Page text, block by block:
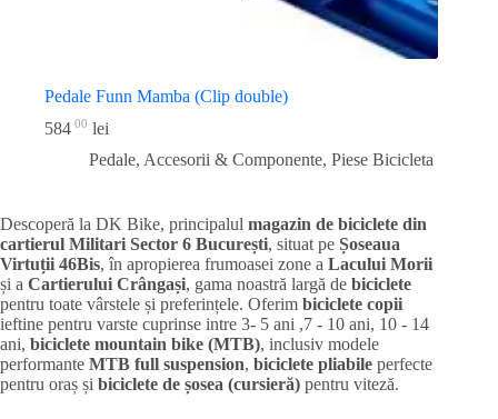
Pedale Funn Mamba (Clip double)
584 00 lei
Pedale, Accesorii & Componente, Piese Bicicleta
Descoperă la DK Bike, principalul magazin de biciclete din
cartierul Militari Sector 6 București, situat pe Șoseaua
Virtuții 46Bis, în apropierea frumoasei zone a Lacului Morii
și a Cartierului Crângași, gama noastră largă de biciclete
pentru toate vârstele și preferințele. Oferim biciclete copii
ieftine pentru varste cuprinse intre 3- 5 ani ,7 - 10 ani, 10 - 14
ani, biciclete mountain bike (MTB), inclusiv modele
performante MTB full suspension, biciclete pliabile perfecte
pentru oraș și biciclete de șosea (cursieră) pentru viteză.